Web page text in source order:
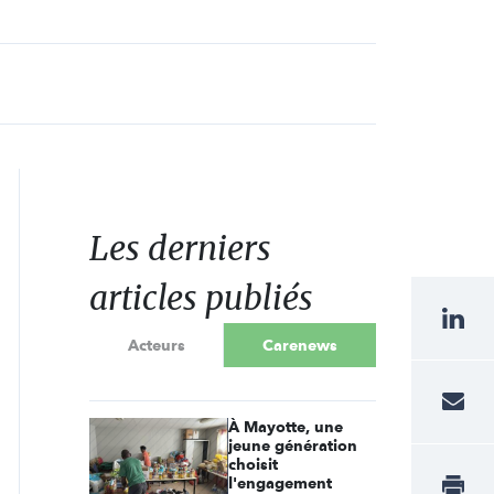
Les derniers
articles publiés
Acteurs Carenews
À Mayotte, une
jeune génération
choisit
l'engagement